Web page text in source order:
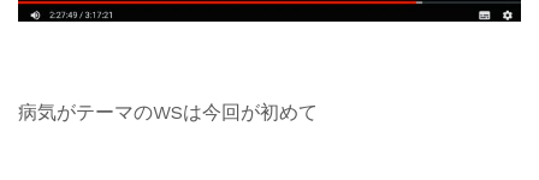
病気がテーマのWSは今回が初めて